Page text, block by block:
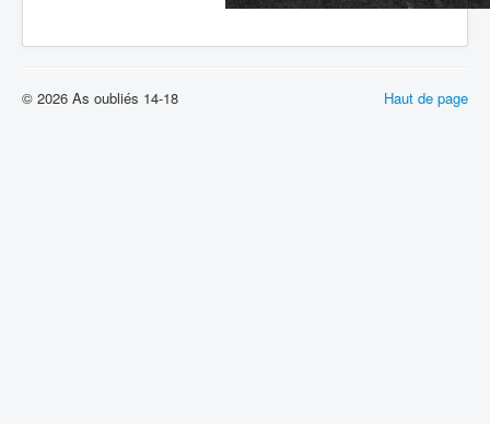
Haut de page
© 2026 As oubliés 14-18